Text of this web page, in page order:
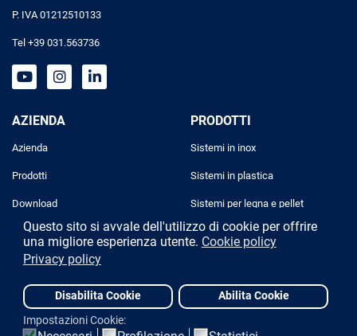
Questo sito si avvale dell'utilizzo di cookie per offrire
una migliore esperienza utente. Cookie policy
Privacy policy
Disabilita Cookie Abilita Cookie
Impostazioni Cookie:
P. IVA 01212510133
Tel +39 031.563736
AZIENDA
Azienda
Prodotti
Download
Progettazione
Contatti
PRODOTTI
Sistemi in inox
Sistemi in plastica
Sistemi per legna e pellet
Sistemi industriali
Designed and powered by
Due Elle Web Agency
Privacy policy